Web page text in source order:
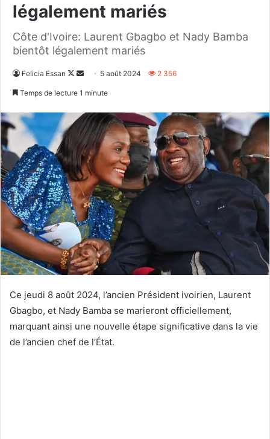
légalement mariés
Côte d'Ivoire: Laurent Gbagbo et Nady Bamba
bientôt légalement mariés
Felicia Essan
Follow
Envoyer5 août 2024 2 356
Temps de lecture 1 minute
Ce jeudi 8 août 2024, l’ancien Président ivoirien, Laurent
Gbagbo, et Nady Bamba se marieront officiellement,
marquant ainsi une nouvelle étape significative dans la vie
de l’ancien chef de l’État.